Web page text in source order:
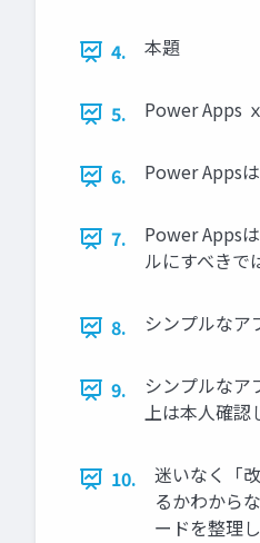
4. 本題
5. Power Apps
6. Power Apps
7.
Power Apps
ルにすべきで
8. シンプルなア
9.
シンプルなア
上は本人確認
10.
迷いなく「
るかわから
ードを整理